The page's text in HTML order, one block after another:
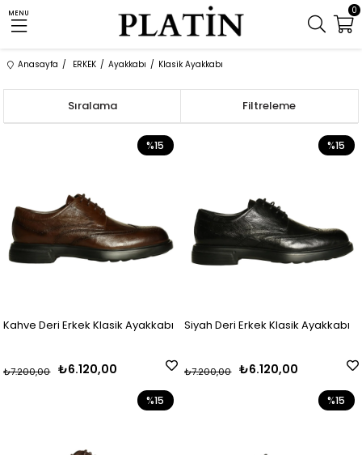
MENU 0
Anasayfa ERKEK Ayakkabı Klasik Ayakkabı
Filtreleme
Sıralama
Kahve Deri Erkek Klasik Ayakkabı
₺6.120,00
₺7.200,00
%15
Siyah Deri Erkek Klasik Ayakkabı
₺6.120,00
₺7.200,00
%15
%15 %15